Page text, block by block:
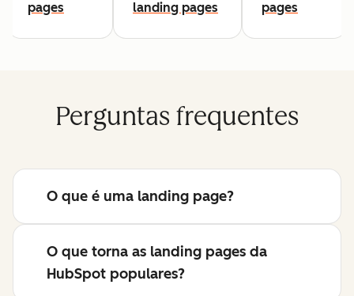
pages landing pages pages
Perguntas frequentes
O que é uma landing page?
O que torna as landing pages da
HubSpot populares?